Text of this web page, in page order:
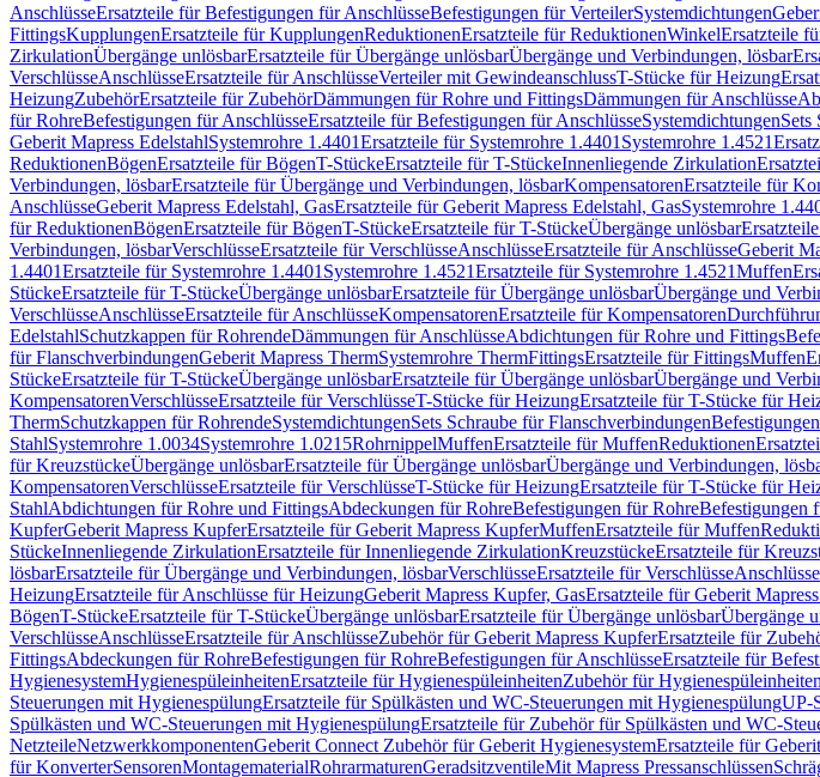
AnschlüsseErsatzteile für Befestigungen für AnschlüsseBefestigungen für VerteilerSystemdichtungen
FittingsKupplungenErsatzteile für KupplungenReduktionenErsatzteile für ReduktionenWinkelErsatzteile
ZirkulationÜbergänge unlösbarErsatzteile für Übergänge unlösbarÜbergänge und Verbindungen, lösbar
VerschlüsseAnschlüsseErsatzteile für AnschlüsseVerteiler mit GewindeanschlussT-Stücke für Heizung
HeizungZubehörErsatzteile für ZubehörDämmungen für Rohre und FittingsDämmungen für Anschlüsse
für RohreBefestigungen für AnschlüsseErsatzteile für Befestigungen für AnschlüsseSystemdichtungenSets
Geberit Mapress EdelstahlSystemrohre 1.4401Ersatzteile für Systemrohre 1.4401 Systemrohre 1.4521
ReduktionenBögenErsatzteile für BögenT-StückeErsatzteile für T-StückeInnenliegende Zirkulation
Verbindungen, lösbarErsatzteile für Übergänge und Verbindungen, lösbarKompensatorenErsatzteile für
AnschlüsseGeberit Mapress Edelstahl, GasErsatzteile für Geberit Mapress Edelstahl, GasSystemrohre
für ReduktionenBögenErsatzteile für BögenT-StückeErsatzteile für T-StückeÜbergänge unlösbar
Verbindungen, lösbarVerschlüsseErsatzteile für VerschlüsseAnschlüsseErsatzteile für AnschlüsseGeberit
1.4401Ersatzteile für Systemrohre 1.4401 Systemrohre 1.4521Ersatzteile für Systemrohre 1.4521Muffen
StückeErsatzteile für T-StückeÜbergänge unlösbarErsatzteile für Übergänge unlösbarÜbergänge und
VerschlüsseAnschlüsseErsatzteile für AnschlüsseKompensatorenErsatzteile für Kompensatoren
EdelstahlSchutzkappen für RohrendeDämmungen für AnschlüsseAbdichtungen für Rohre und Fittings
für FlanschverbindungenGeberit Mapress ThermSystemrohre ThermFittingsErsatzteile für FittingsMuffen
StückeErsatzteile für T-StückeÜbergänge unlösbarErsatzteile für Übergänge unlösbarÜbergänge und
KompensatorenVerschlüsseErsatzteile für VerschlüsseT-Stücke für HeizungErsatzteile für T-Stücke für
ThermSchutzkappen für RohrendeSystemdichtungenSets Schraube für Flanschverbindungen
StahlSystemrohre 1.0034Systemrohre 1.0215RohrnippelMuffenErsatzteile für MuffenReduktionen
für KreuzstückeÜbergänge unlösbarErsatzteile für Übergänge unlösbarÜbergänge und Verbindungen,
KompensatorenVerschlüsseErsatzteile für VerschlüsseT-Stücke für HeizungErsatzteile für T-Stücke für
StahlAbdichtungen für Rohre und FittingsAbdeckungen für RohreBefestigungen für RohreBefestigungen
KupferGeberit Mapress KupferErsatzteile für Geberit Mapress KupferMuffenErsatzteile für Muffen
StückeInnenliegende ZirkulationErsatzteile für Innenliegende ZirkulationKreuzstückeErsatzteile für
lösbarErsatzteile für Übergänge und Verbindungen, lösbarVerschlüsseErsatzteile für VerschlüsseAnschlüsse
HeizungErsatzteile für Anschlüsse für HeizungGeberit Mapress Kupfer, GasErsatzteile für Geberit
BögenT-StückeErsatzteile für T-StückeÜbergänge unlösbarErsatzteile für Übergänge unlösbarÜbergänge
VerschlüsseAnschlüsseErsatzteile für AnschlüsseZubehör für Geberit Mapress KupferErsatzteile für
FittingsAbdeckungen für RohreBefestigungen für RohreBefestigungen für AnschlüsseErsatzteile für
HygienesystemHygienespüleinheitenErsatzteile für HygienespüleinheitenZubehör für Hygienespüleinheiten
Steuerungen mit HygienespülungErsatzteile für Spülkästen und WC-Steuerungen mit HygienespülungUP-
Spülkästen und WC-Steuerungen mit HygienespülungErsatzteile für Zubehör für Spülkästen und WC-
NetzteileNetzwerkkomponentenGeberit Connect Zubehör für Geberit HygienesystemErsatzteile für
für KonverterSensorenMontagematerialRohrarmaturenGeradsitzventileMit Mapress Pressanschlüssen